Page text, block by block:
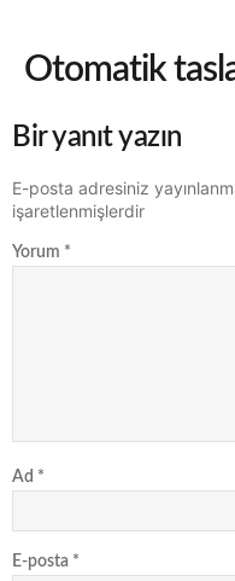
Otomatik
Bir yanıt yazın
E-posta adresiniz
işaretlenmişlerdir
Yorum *
Ad *
E-posta *